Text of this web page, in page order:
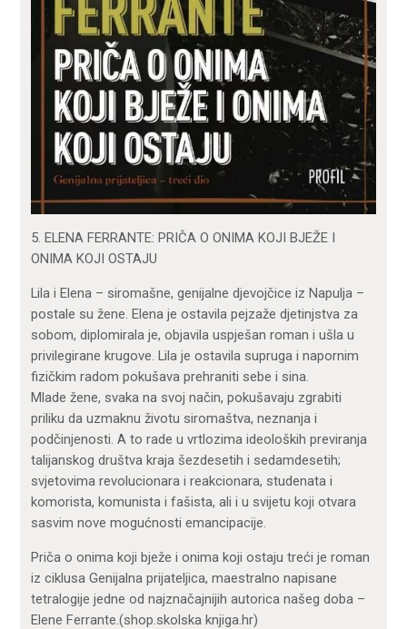
5. ELENA FERRANTE: PRIČA O ONIMA KOJI BJEŽE I
ONIMA KOJI OSTAJU
Lila i Elena – siromašne, genijalne djevojčice iz Napulja –
postale su žene. Elena je ostavila pejzaže djetinjstva za
sobom, diplomirala je, objavila uspješan roman i ušla u
privilegirane krugove. Lila je ostavila supruga i napornim
fizičkim radom pokušava prehraniti sebe i sina.
Mlade žene, svaka na svoj način, pokušavaju zgrabiti
priliku da uzmaknu životu siromaštva, neznanja i
podčinjenosti. A to rade u vrtlozima ideoloških previranja
talijanskog društva kraja šezdesetih i sedamdesetih;
svjetovima revolucionara i reakcionara, studenata i
komorista, komunista i fašista, ali i u svijetu koji otvara
sasvim nove mogućnosti emancipacije.
Priča o onima koji bježe i onima koji ostaju treći je roman
iz ciklusa Genijalna prijateljica, maestralno napisane
tetralogije jedne od najznačajnijih autorica našeg doba –
Elene Ferrante.(shop.skolska knjiga.hr)